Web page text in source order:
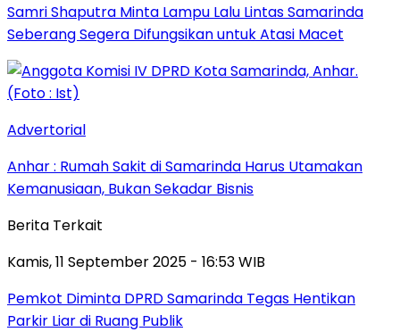
Samri Shaputra Minta Lampu Lalu Lintas Samarinda
Seberang Segera Difungsikan untuk Atasi Macet
Advertorial
Anhar : Rumah Sakit di Samarinda Harus Utamakan
Kemanusiaan, Bukan Sekadar Bisnis
Berita Terkait
Kamis, 11 September 2025 - 16:53 WIB
Pemkot Diminta DPRD Samarinda Tegas Hentikan
Parkir Liar di Ruang Publik